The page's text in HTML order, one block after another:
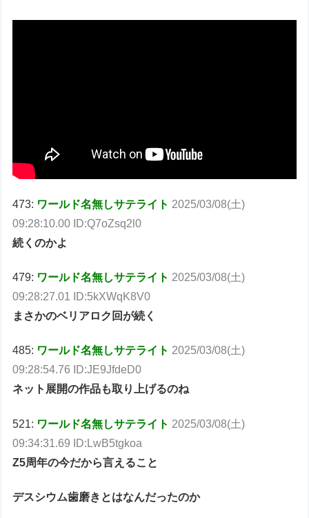
473: ワールド名無しサテライト 2025/03/08(土)
09:28:10.00 ID:Q7oZsq2l0
続くのかよ
479: ワールド名無しサテライト 2025/03/08(土)
09:28:27.01 ID:5kXWqK8V0
まさかのベリアロク回が続く
485: ワールド名無しサテライト 2025/03/08(土)
09:28:54.76 ID:JE9JfdeD0
ネット展開の作品も取り上げるのね
521: ワールド名無しサテライト 2025/03/08(土)
09:34:31.69 ID:LwB5tgkoa
Z5周年の今だから言えること
デスシウム歯磨きとはなんだったのか